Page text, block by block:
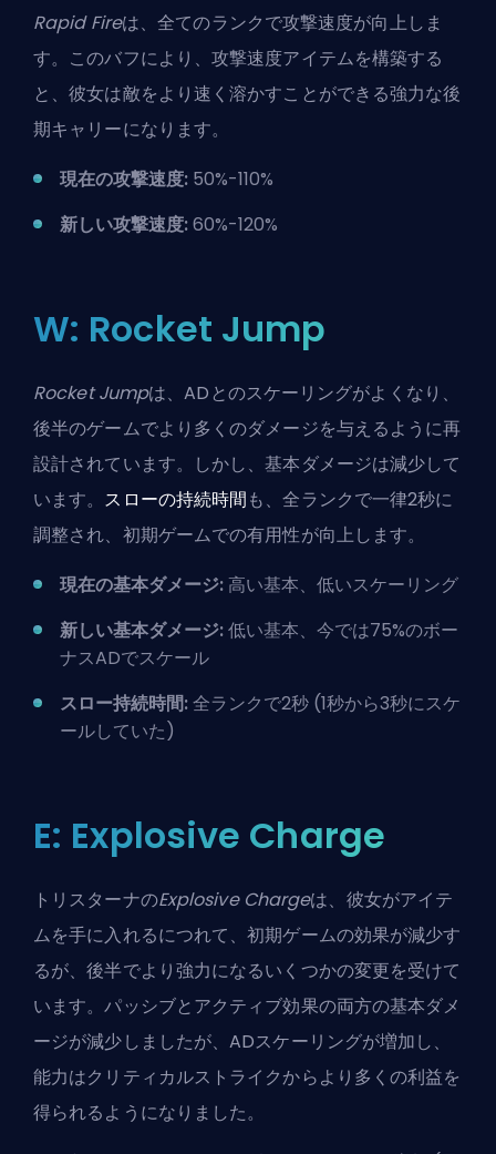
Rapid Fireは、全てのランクで攻撃速度が向上しま
す。このバフにより、攻撃速度アイテムを構築する
と、彼女は敵をより速く溶かすことができる強力な後
期キャリーになります。
現在の攻撃速度: 50%-110%
新しい攻撃速度:60%-120%
W: Rocket Jump
Rocket Jumpは、ADとのスケーリングがよくなり、
後半のゲームでより多くのダメージを与えるように再
設計されています。しかし、基本ダメージは減少して
います。 スローの持続時間も、全ランクで一律2秒に
調整され、初期ゲームでの有用性が向上します。
現在の基本ダメージ:高い基本、低いスケーリング
新しい基本ダメージ:低い基本、今では75%のボー
ナスADでスケール
スロー持続時間:全ランクで2秒 (1秒から3秒にスケ
ールしていた)
E: Explosive Charge
トリスターナのExplosive Chargeは、彼女がアイテ
ムを手に入れるにつれて、初期ゲームの効果が減少す
るが、後半でより強力になるいくつかの変更を受けて
います。パッシブとアクティブ効果の両方の基本ダメ
ージが減少しましたが、ADスケーリングが増加し、
能力はクリティカルストライクからより多くの利益を
得られるようになりました。